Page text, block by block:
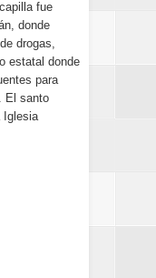
fue
donde
drogas,
estatal donde
para
El santo
Iglesia